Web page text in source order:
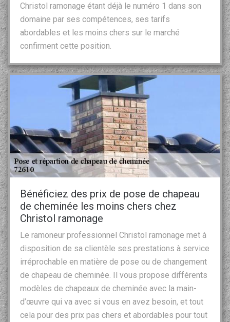
Christol ramonage étant déjà le numéro 1 dans son
domaine par ses compétences, ses tarifs
abordables et les moins chers sur le marché
confirment cette position.
Bénéficiez des prix de pose de chapeau
de cheminée les moins chers chez
Christol ramonage
Le ramoneur professionnel Christol ramonage met à
disposition de sa clientèle ses prestations à service
irréprochable en matière de pose ou de changement
de chapeau de cheminée. Il vous propose différents
modèles de chapeaux de cheminée avec la main-
d’œuvre qui va avec si vous en avez besoin, et tout
cela pour des prix pas chers et abordables pour tout